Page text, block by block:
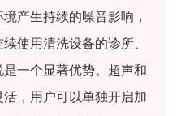
产生持续的噪音影响，
使用清洗设备的诊所、
一个显著优势。超声和
，用户可以单独开启加